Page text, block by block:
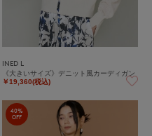
INED L
《大きいサイズ》デニット風カーディガン
￥19,360(税込)
40%
OFF